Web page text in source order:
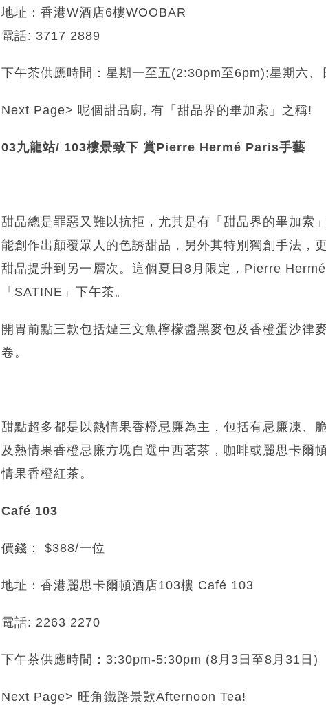
地址：香港W酒店6樓WOOBAR
電話: 3717 2889
下午茶供應時間：星期一至五(2:30pm至6pm);星期六
Next Page> 呢個甜品廚, 有「甜品界的畢加索」之稱!
03九龍站/ 103樓景致下 賞Pierre Hermé Paris手藝
甜品總是罪惡又難以抗拒，尤其是有「甜品界的畢加索
能創作出顛覆眾人的色誘甜品，另外其特別獨創手法，
甜品提升到另一層次。這個夏日8月限定，Pierre
「SATINE」下午茶。
開胃前點三款包括煙三文魚檸檬醬黑麥包及香橙蛋沙律
卷。
甜點超多都是以熱情果香橙忌廉為主，包括有忌廉凍、
及熱情果香橙忌廉方塊自選中西茗茶，咖啡或麗思卡爾
情果香橙紅茶。
Café 103
價錢： $388/一位
地址：香港麗思卡爾頓酒店103樓 Café 103
電話: 2263 2270
下午茶供應時間：3:30pm-5:30pm (8月3日至8月31日)
Next Page> 旺角鐵路景歎Afternoon Tea!